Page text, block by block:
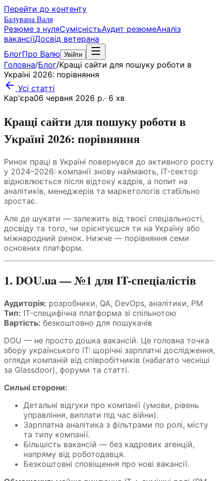
Перейти до контенту
Балувана Валя
Резюме з нуляСумісністьАудит резюмеАналіз
вакансіїДосвід ветерана
БлогПро Валю Увійти
Головна/Блог/Кращі сайти для пошуку роботи в
Україні 2026: порівняння
Усі статті
Кар'єра06 червня 2026 р.· 6 хв
Кращі сайти для пошуку роботи в
Україні 2026: порівняння
Ринок праці в Україні повернувся до активного росту
у 2024–2026: компанії знову наймають, IT-сектор
відновлюється після відтоку кадрів, а попит на
аналітиків, менеджерів та маркетологів стабільно
зростає.
Але де шукати — залежить від твоєї спеціальності,
досвіду та того, чи орієнтуєшся ти на Україну або
міжнародний ринок. Нижче — порівняння семи
основних платформ.
1. DOU.ua — №1 для IT-спеціалістів
Аудиторія: розробники, QA, DevOps, аналітики, PM
Тип: IT-специфічна платформа зі спільнотою
Вартість: безкоштовно для пошукачів
DOU — не просто дошка вакансій. Це головна точка
збору українського IT: щорічні зарплатні дослідження,
огляди компаній від співробітників (набагато чесніші
за Glassdoor), форуми та статті.
Сильні сторони:
Детальні відгуки про компанії (умови, рівень
управління, виплати під час війни).
Зарплатна аналітика з фільтрами по ролі, місту
та типу компанії.
Більшість вакансій — без кадрових агенцій,
напряму від роботодавця.
Безкоштовні сповіщення про нові вакансії.